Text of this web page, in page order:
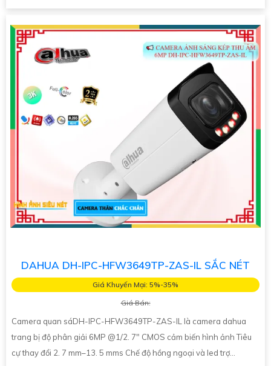
DAHUA DH-IPC-HFW3649TP-ZAS-IL SẮC NÉT
Giá Khuyến Mại: 5%-35%
Giá Bán:
Camera quan sáDH-IPC-HFW3649TP-ZAS-IL là camera dahua
trang bị độ phân giải 6MP @1/2. 7" CMOS cảm biến hình ảnh Tiêu
cự thay đổi 2. 7 mm–13. 5 mms Chế độ hồng ngoại và led trợ...